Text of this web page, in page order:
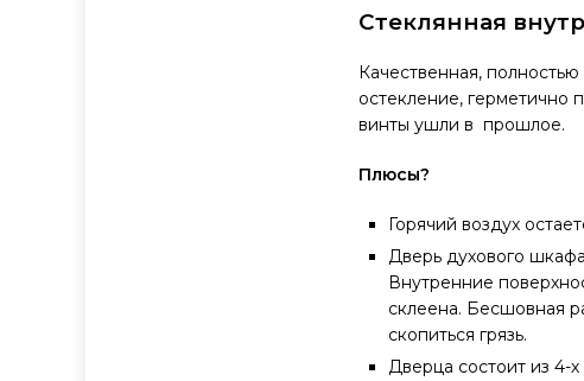
Стеклянная
Качественная,
остекление,
винты ушли в прошлое.
Плюсы?
Горячий воздух
Дверь духового
Внутренние
склеена. Бесшовная
скопиться грязь.
Дверца состоит из 4-